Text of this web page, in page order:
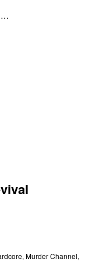
, Murder Channel,